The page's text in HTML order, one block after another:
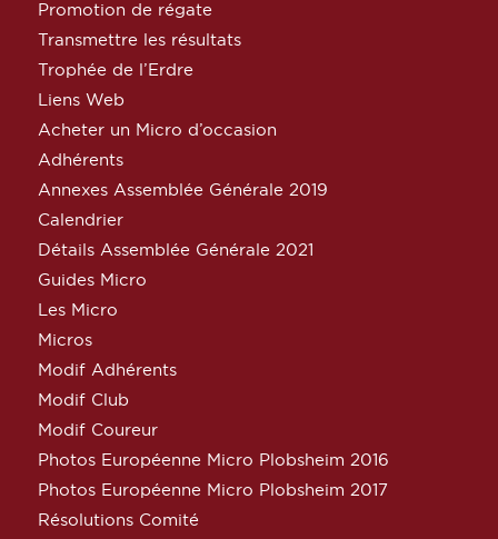
Promotion de régate
Transmettre les résultats
Trophée de l’Erdre
Liens Web
Acheter un Micro d’occasion
Adhérents
Annexes Assemblée Générale 2019
Calendrier
Détails Assemblée Générale 2021
Guides Micro
Les Micro
Micros
Modif Adhérents
Modif Club
Modif Coureur
Photos Européenne Micro Plobsheim 2016
Photos Européenne Micro Plobsheim 2017
Résolutions Comité